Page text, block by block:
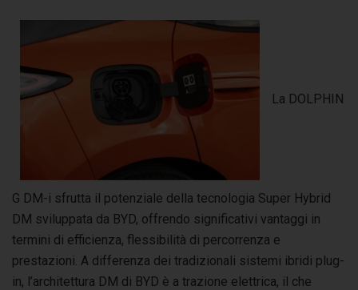
La DOLPHIN
G DM-i sfrutta il potenziale della tecnologia Super Hybrid
DM sviluppata da BYD, offrendo significativi vantaggi in
termini di efficienza, flessibilità di percorrenza e
prestazioni. A differenza dei tradizionali sistemi ibridi plug-
in, l’architettura DM di BYD è a trazione elettrica, il che